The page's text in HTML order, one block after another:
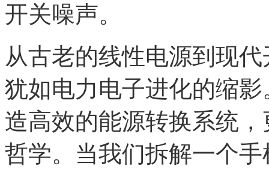
开关噪声。
从古老的线性电源到现
犹如电力电子进化的缩
造高效的能源转换系统
哲学。当我们拆解一个